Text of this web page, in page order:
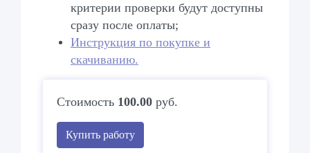
критерии проверки будут доступны
сразу после оплаты;
Инструкция по покупке и
скачиванию.
Стоимость 100.00 руб.
Купить работу